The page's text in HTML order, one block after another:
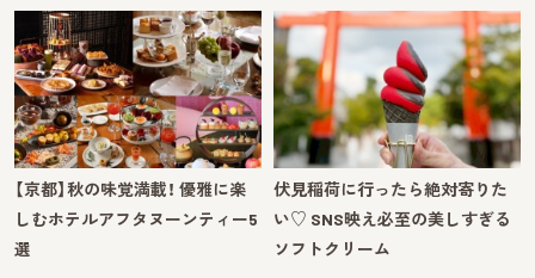
【京都】秋の味覚満載！ 優雅に楽
しむホテルアフタヌーンティー5
選
伏見稲荷に行ったら絶対寄りた
い♡ SNS映え必至の美しすぎる
ソフトクリーム